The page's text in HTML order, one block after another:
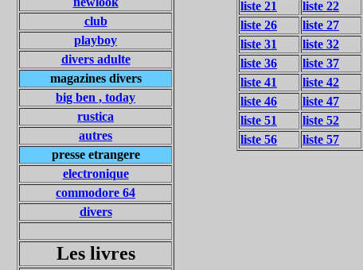
club
playboy
divers adulte
magazines divers
big ben , today
rustica
autres
presse etrangere
electronique
commodore 64
divers
Les livres
liste 21
liste 22
liste 26
liste 27
liste 31
liste 32
liste 36
liste 37
liste 41
liste 42
liste 46
liste 47
liste 51
liste 52
liste 56
liste 57